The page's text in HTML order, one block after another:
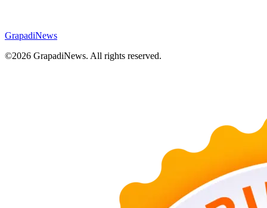
GrapadiNews
©2026 GrapadiNews. All rights reserved.